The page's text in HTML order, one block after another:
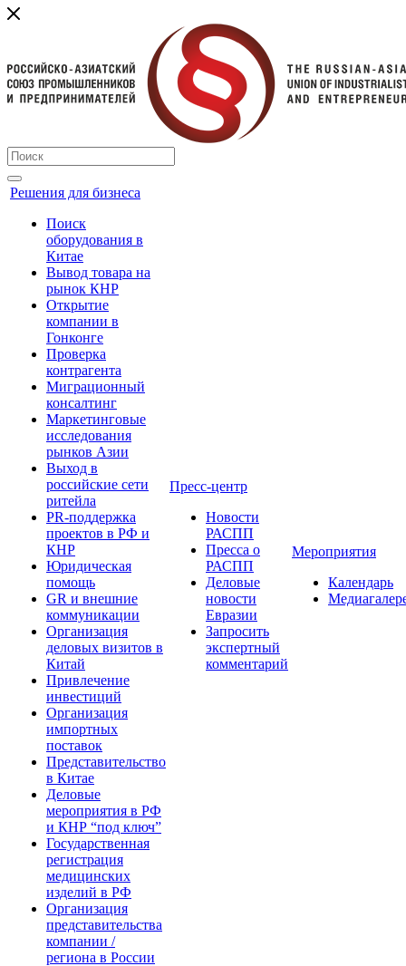
Решения для бизнеса
Поиск
оборудования в
Китае
Вывод товара на
рынок КНР
Открытие
компании в
Гонконге
Проверка
контрагента
Миграционный
консалтинг
Маркетинговые
исследования
рынков Азии
Выход в
российские сети
ритейла
PR-поддержка
проектов в РФ и
КНР
Юридическая
помощь
GR и внешние
коммуникации
Организация
деловых визитов в
Китай
Привлечение
инвестиций
Организация
импортных
поставок
Представительство
в Китае
Деловые
мероприятия в РФ
и КНР “под ключ”
Государственная
регистрация
медицинских
изделий в РФ
Организация
представительства
компании /
региона в России
Пресс-центр
Новости
РАСПП
Пресса о
РАСПП
Деловые
новости
Евразии
Запросить
экспертный
комментарий
Мероприятия
Календарь